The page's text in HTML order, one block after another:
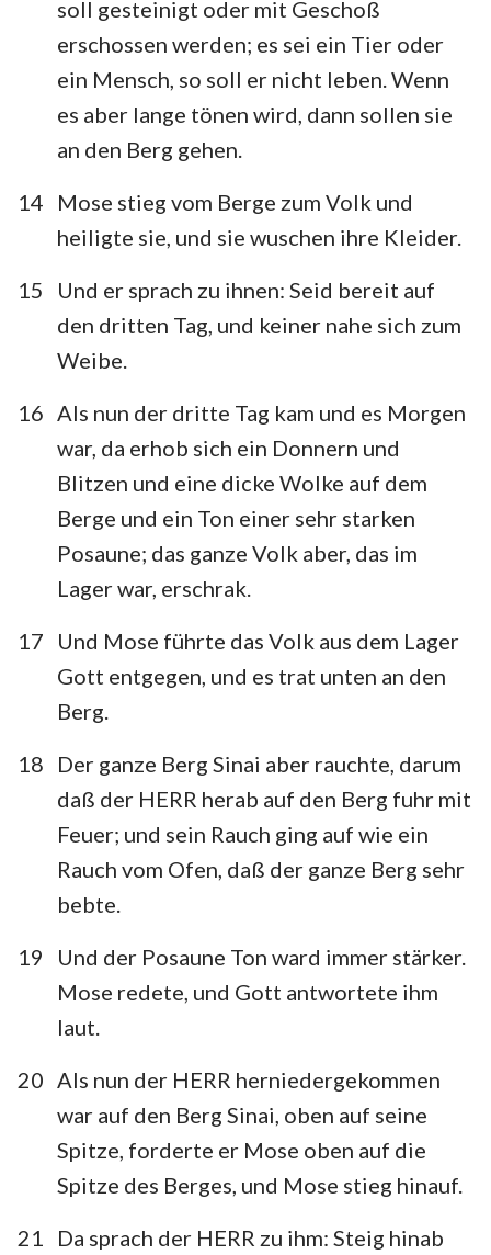
8
9 10 11 12 13
14
22
23 24 25
29
30
36
38 39
soll gesteinigt oder mit Geschoß
erschossen werden; es sei ein Tier oder
ein Mensch, so soll er nicht leben. Wenn
es aber lange tönen wird, dann sollen sie
an den Berg gehen.
14
Mose stieg vom Berge zum Volk und
heiligte sie, und sie wuschen ihre Kleider.
15
Und er sprach zu ihnen: Seid bereit auf
den dritten Tag, und keiner nahe sich zum
Weibe.
16 Als nun der dritte Tag kam und es Morgen
war, da erhob sich ein Donnern und
Blitzen und eine dicke Wolke auf dem
Berge und ein Ton einer sehr starken
Posaune; das ganze Volk aber, das im
Lager war, erschrak.
17
Und Mose führte das Volk aus dem Lager
Gott entgegen, und es trat unten an den
Berg.
18
Der ganze Berg Sinai aber rauchte, darum
daß der HERR herab auf den Berg fuhr mit
Feuer; und sein Rauch ging auf wie ein
Rauch vom Ofen, daß der ganze Berg sehr
bebte.
19
Und der Posaune Ton ward immer stärker.
Mose redete, und Gott antwortete ihm
laut.
20 Als nun der HERR herniedergekommen
war auf den Berg Sinai, oben auf seine
Spitze, forderte er Mose oben auf die
Spitze des Berges, und Mose stieg hinauf.
21
Da sprach der HERR zu ihm: Steig hinab